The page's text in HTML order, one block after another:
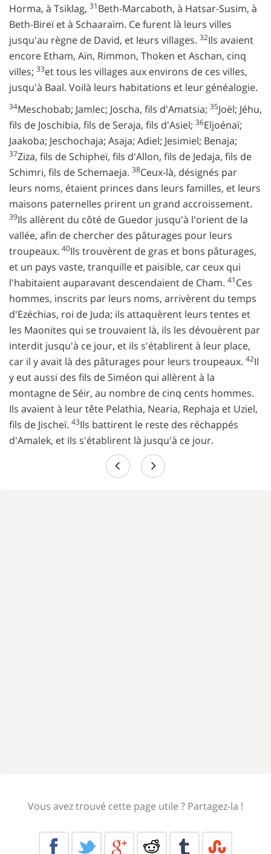
Horma, à Tsiklag, 31Beth-Marcaboth, à Hatsar-Susim, à
Beth-Bireï et à Schaaraïm. Ce furent là leurs villes
jusqu'au règne de David, et leurs villages. 32Ils avaient
encore Etham, Aïn, Rimmon, Thoken et Aschan, cinq
villes; 33et tous les villages aux environs de ces villes,
jusqu'à Baal. Voilà leurs habitations et leur généalogie.
34Meschobab; Jamlec; Joscha, fils d'Amatsia; 35Joël; Jéhu,
fils de Joschibia, fils de Seraja, fils d'Asiel; 36Eljoénaï;
Jaakoba; Jeschochaja; Asaja; Adiel; Jesimiel; Benaja;
37Ziza, fils de Schipheï, fils d'Allon, fils de Jedaja, fils de
Schimri, fils de Schemaeja. 38Ceux-là, désignés par
leurs noms, étaient princes dans leurs familles, et leurs
maisons paternelles prirent un grand accroissement.
39Ils allèrent du côté de Guedor jusqu'à l'orient de la
vallée, afin de chercher des pâturages pour leurs
troupeaux. 40Ils trouvèrent de gras et bons pâturages,
et un pays vaste, tranquille et paisible, car ceux qui
l'habitaient auparavant descendaient de Cham. 41Ces
hommes, inscrits par leurs noms, arrivèrent du temps
d'Ezéchias, roi de Juda; ils attaquèrent leurs tentes et
les Maonites qui se trouvaient là, ils les dévouèrent par
interdit jusqu'à ce jour, et ils s'établirent à leur place,
car il y avait là des pâturages pour leurs troupeaux. 42Il
y eut aussi des fils de Siméon qui allèrent à la
montagne de Séir, au nombre de cinq cents hommes.
Ils avaient à leur tête Pelathia, Nearia, Rephaja et Uziel,
fils de Jischeï. 43Ils battirent le reste des réchappés
d'Amalek, et ils s'établirent là jusqu'à ce jour.
Vous avez trouvé cette page utile ? Partagez-la !